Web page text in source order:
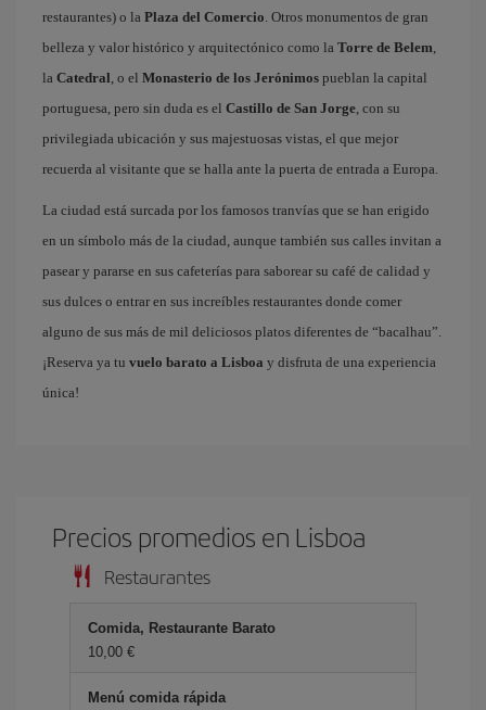
restaurantes) o la Plaza del Comercio. Otros monumentos de gran
belleza y valor histórico y arquitectónico como la Torre de Belem,
la Catedral, o el Monasterio de los Jerónimos pueblan la capital
portuguesa, pero sin duda es el Castillo de San Jorge, con su
privilegiada ubicación y sus majestuosas vistas, el que mejor
recuerda al visitante que se halla ante la puerta de entrada a Europa.
La ciudad está surcada por los famosos tranvías que se han erigido
en un símbolo más de la ciudad, aunque también sus calles invitan a
pasear y pararse en sus cafeterías para saborear su café de calidad y
sus dulces o entrar en sus increíbles restaurantes donde comer
alguno de sus más de mil deliciosos platos diferentes de “bacalhau”.
¡Reserva ya tu vuelo barato a Lisboa y disfruta de una experiencia
única!
Precios promedios en Lisboa
Restaurantes
Comida, Restaurante Barato
10,00 €
Menú comida rápida